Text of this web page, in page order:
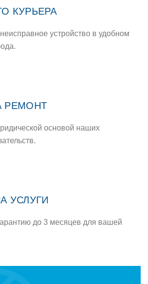
КУРЬЕРА
устройство в удобном
РЕМОНТ
основой наших
УСЛУГИ
до 3 месяцев для вашей